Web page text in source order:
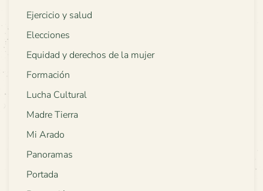
Ejercicio y salud
Elecciones
Equidad y derechos de la mujer
Formación
Lucha Cultural
Madre Tierra
Mi Arado
Panoramas
Portada